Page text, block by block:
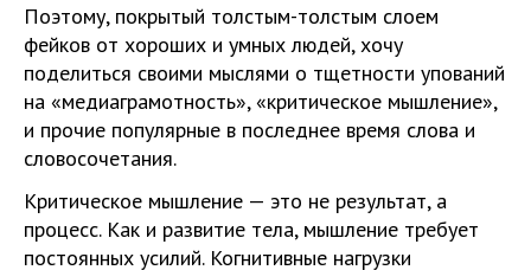
Поэтому, покрытый толстым-толстым слоем
фейков от хороших и умных людей, хочу
поделиться своими мыслями о тщетности упований
на «медиаграмотность», «критическое мышление»,
и прочие популярные в последнее время слова и
словосочетания.
Критическое мышление — это не результат, а
процесс. Как и развитие тела, мышление требует
постоянных усилий. Когнитивные нагрузки